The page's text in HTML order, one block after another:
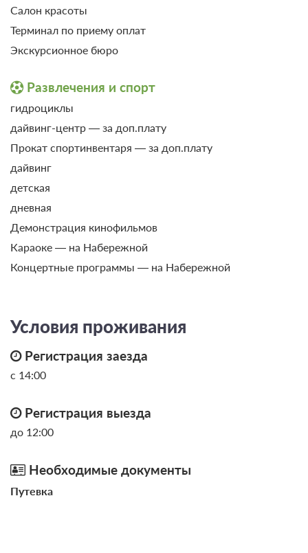
Семейный 3-местный Подробнее
35м
Салон красоты
Терминал по приему оплат
Экскурсионное бюро
Развлечения и спорт
гидроциклы
дайвинг-центр — за доп.плату
Прокат спортинвентаря — за доп.плату
дайвинг
детская
дневная
Демонстрация кинофильмов
Караоке — на Набережной
Концертные программы — на Набережной
Условия проживания
Регистрация заезда
с 14:00
Регистрация выезда
до 12:00
Необходимые документы
Путевка